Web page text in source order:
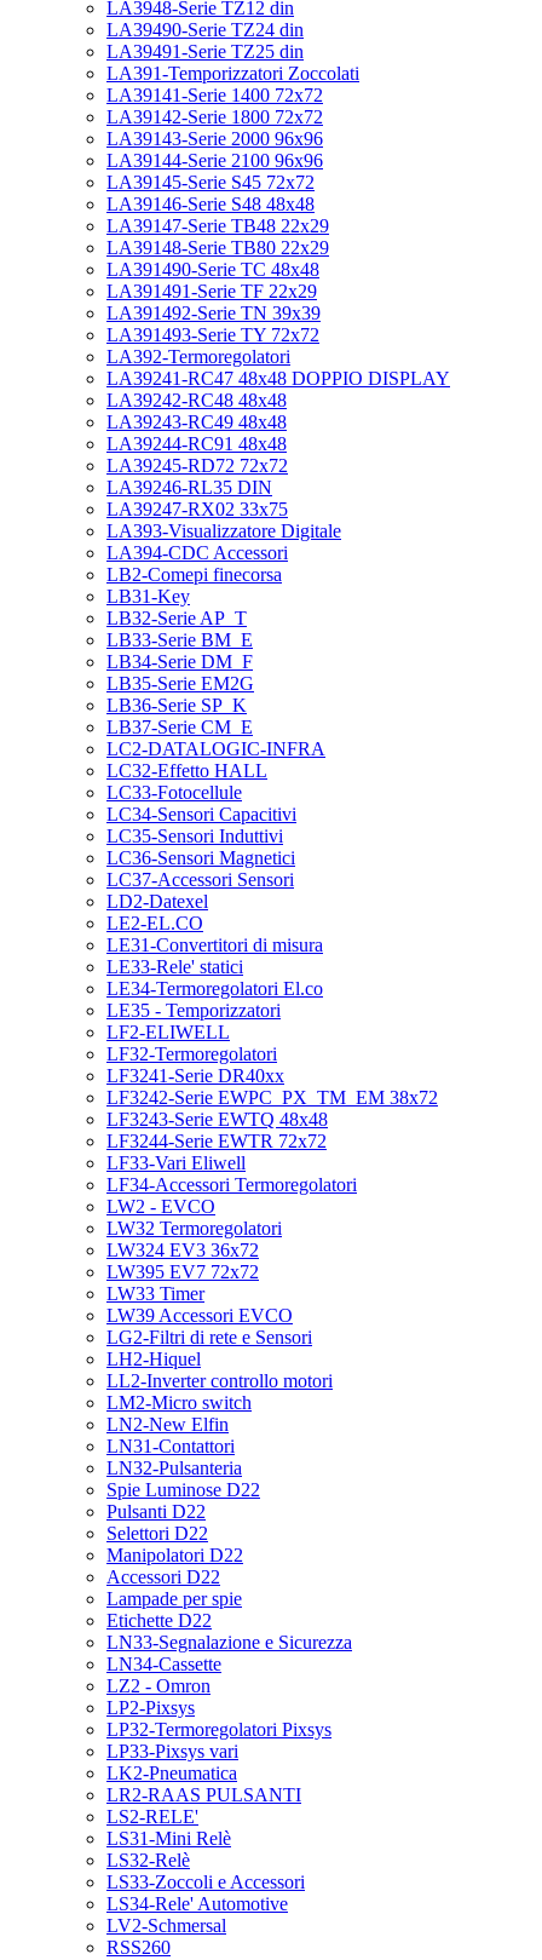
LA3948-Serie TZ12 din
LA39490-Serie TZ24 din
LA39491-Serie TZ25 din
LA391-Temporizzatori Zoccolati
LA39141-Serie 1400 72x72
LA39142-Serie 1800 72x72
LA39143-Serie 2000 96x96
LA39144-Serie 2100 96x96
LA39145-Serie S45 72x72
LA39146-Serie S48 48x48
LA39147-Serie TB48 22x29
LA39148-Serie TB80 22x29
LA391490-Serie TC 48x48
LA391491-Serie TF 22x29
LA391492-Serie TN 39x39
LA391493-Serie TY 72x72
LA392-Termoregolatori
LA39241-RC47 48x48 DOPPIO DISPLAY
LA39242-RC48 48x48
LA39243-RC49 48x48
LA39244-RC91 48x48
LA39245-RD72 72x72
LA39246-RL35 DIN
LA39247-RX02 33x75
LA393-Visualizzatore Digitale
LA394-CDC Accessori
LB2-Comepi finecorsa
LB31-Key
LB32-Serie AP_T
LB33-Serie BM_E
LB34-Serie DM_F
LB35-Serie EM2G
LB36-Serie SP_K
LB37-Serie CM_E
LC2-DATALOGIC-INFRA
LC32-Effetto HALL
LC33-Fotocellule
LC34-Sensori Capacitivi
LC35-Sensori Induttivi
LC36-Sensori Magnetici
LC37-Accessori Sensori
LD2-Datexel
LE2-EL.CO
LE31-Convertitori di misura
LE33-Rele' statici
LE34-Termoregolatori El.co
LE35 - Temporizzatori
LF2-ELIWELL
LF32-Termoregolatori
LF3241-Serie DR40xx
LF3242-Serie EWPC_PX_TM_EM 38x72
LF3243-Serie EWTQ 48x48
LF3244-Serie EWTR 72x72
LF33-Vari Eliwell
LF34-Accessori Termoregolatori
LW2 - EVCO
LW32 Termoregolatori
LW324 EV3 36x72
LW395 EV7 72x72
LW33 Timer
LW39 Accessori EVCO
LG2-Filtri di rete e Sensori
LH2-Hiquel
LL2-Inverter controllo motori
LM2-Micro switch
LN2-New Elfin
LN31-Contattori
LN32-Pulsanteria
Spie Luminose D22
Pulsanti D22
Selettori D22
Manipolatori D22
Accessori D22
Lampade per spie
Etichette D22
LN33-Segnalazione e Sicurezza
LN34-Cassette
LZ2 - Omron
LP2-Pixsys
LP32-Termoregolatori Pixsys
LP33-Pixsys vari
LK2-Pneumatica
LR2-RAAS PULSANTI
LS2-RELE'
LS31-Mini Relè
LS32-Relè
LS33-Zoccoli e Accessori
LS34-Rele' Automotive
LV2-Schmersal
RSS260